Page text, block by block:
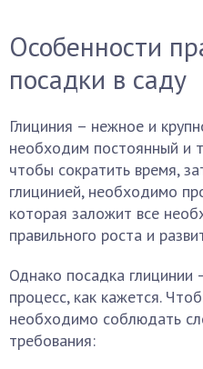
Особенности
посадки в саду
Глициния – нежное и
необходим постоянный и
чтобы сократить время,
глицинией, необходимо
которая заложит все
правильного роста и
Однако посадка глицинии
процесс, как кажется.
необходимо соблюдать
требования: